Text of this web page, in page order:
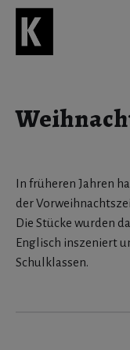
In früheren Jahren
der
Die Stücke wurden
Englisch inszeniert
Schulklassen.